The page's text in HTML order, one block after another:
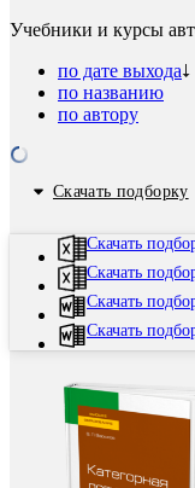
Учебники и курсы
по дате выхода
по названию
по автору
Скачать подборку
Скачать
Скачать
Скачать
Скачать